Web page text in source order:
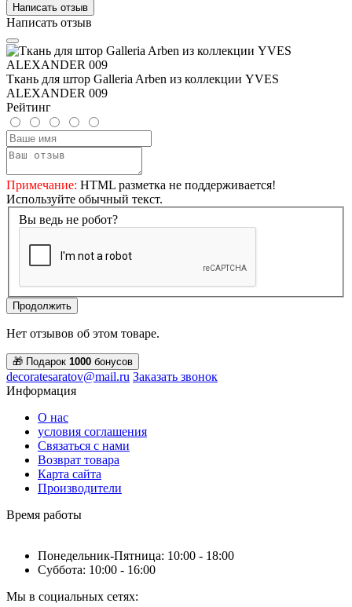
Написать отзыв
Написать отзыв
Ткань для штор Galleria Arben из коллекции YVES
ALEXANDER 009
Рейтинг
Примечание: HTML разметка не поддерживается!
Используйте обычный текст.
Вы ведь не робот?
Продолжить
Нет отзывов об этом товаре.
🎁 Подарок 1000 бонусов
decoratesaratov@mail.ru Заказать звонок
Информация
О нас
условия соглашения
Связаться с нами
Возврат товара
Карта сайта
Производители
Время работы
Понедельник-Пятница: 10:00 - 18:00
Суббота: 10:00 - 16:00
Мы в социальных сетях: